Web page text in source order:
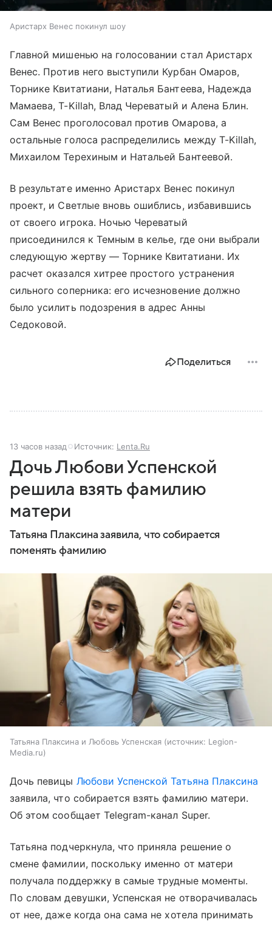
Аристарх Венес покинул шоу
Главной мишенью на голосовании стал Аристарх
Венес. Против него выступили Курбан Омаров,
Торнике Квитатиани, Наталья Бантеева, Надежда
Мамаева, T-Killah, Влад Череватый и Алена Блин.
Сам Венес проголосовал против Омарова, а
остальные голоса распределились между T-Killah,
Михаилом Терехиным и Натальей Бантеевой.
В результате именно Аристарх Венес покинул
проект, и Светлые вновь ошиблись, избавившись
от своего игрока. Ночью Череватый
присоединился к Темным в келье, где они выбрали
следующую жертву — Торнике Квитатиани. Их
расчет оказался хитрее простого устранения
сильного соперника: его исчезновение должно
было усилить подозрения в адрес Анны
Седоковой.
Поделиться
13 часов назад Источник: Lenta.Ru
Дочь Любови Успенской
решила взять фамилию
матери
Татьяна Плаксина заявила, что собирается
поменять фамилию
Татьяна Плаксина и Любовь Успенская источник: Legion-
Media.ru
Дочь певицы Любови Успенской Татьяна Плаксина
заявила, что собирается взять фамилию матери.
Об этом сообщает Telegram-канал Super.
Татьяна подчеркнула, что приняла решение о
смене фамилии, поскольку именно от матери
получала поддержку в самые трудные моменты.
По словам девушки, Успенская не отворачивалась
от нее, даже когда она сама не хотела принимать